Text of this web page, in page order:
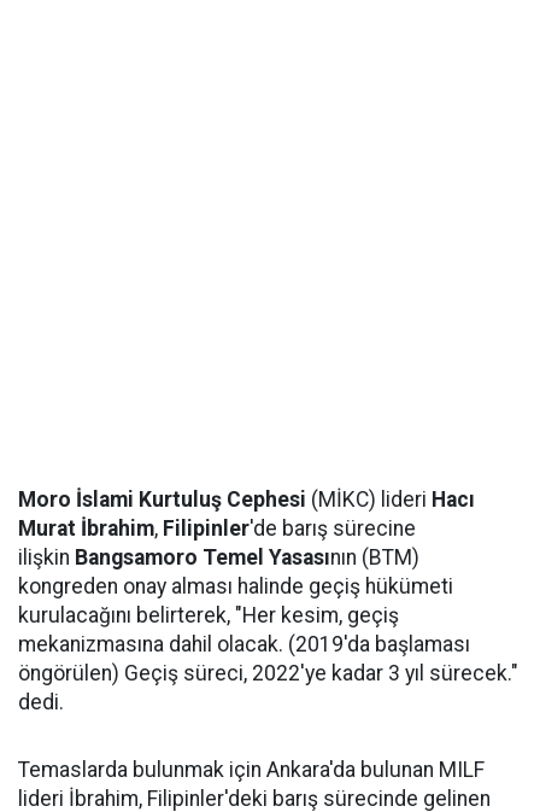
Moro İslami Kurtuluş Cephesi (MİKC) lideri Hacı
Murat İbrahim, Filipinler'de barış sürecine
ilişkin Bangsamoro Temel Yasasının (BTM)
kongreden onay alması halinde geçiş hükümeti
kurulacağını belirterek, "Her kesim, geçiş
mekanizmasına dahil olacak. (2019'da başlaması
öngörülen) Geçiş süreci, 2022'ye kadar 3 yıl sürecek."
dedi.
Temaslarda bulunmak için Ankara'da bulunan MILF
lideri İbrahim, Filipinler'deki barış sürecinde gelinen